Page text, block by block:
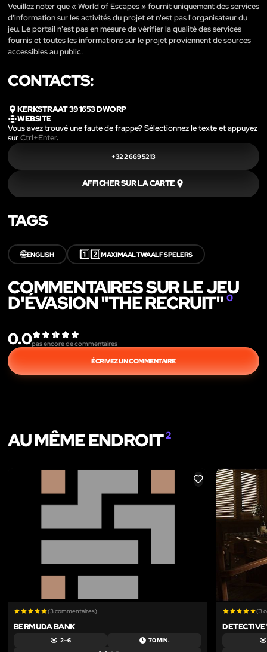
Veuillez noter que « World of Escapes » fournit uniquement des services
d'information sur les activités du projet et n'est pas l'organisateur du
jeu. Le portail n'est pas en mesure de vérifier la qualité des services
fournis et toutes les informations sur le projet proviennent de sources
accessibles au public.
CONTACTS:
KERKSTRAAT 39 1653 DWORP
WEBSITE
Vous avez trouvé une faute de frappe? Sélectionnez le texte et appuyez
surCtrl+Enter.
+32 2 669 5213
AFFICHER SUR LA CARTE
TAGS
🌐ENGLISH 1️⃣2️⃣MAXIMAAL TWAALF SPELERS
COMMENTAIRES SUR LE JEU
D'ÉVASION "THE RECRUIT" 0
0.0pas encore de commentaires
ÉCRIVEZ UN COMMENTAIRE
AU MÊME ENDROIT2
LIKE
(3 commentaires)
BERMUDA BANK
2 – 6 70 MIN.
(3